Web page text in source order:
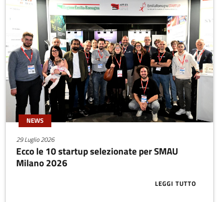
NEWS
29 Luglio 2026
Ecco le 10 startup selezionate per SMAU
Milano 2026
LEGGI TUTTO
ABOUT